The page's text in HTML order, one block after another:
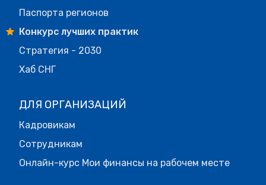
Паспорта регионов
Конкурс лучших практик
Стратегия - 2030
Хаб СНГ
ДЛЯ ОРГАНИЗАЦИЙ
Кадровикам
Сотрудникам
Онлайн-курс Мои финансы на рабочем месте